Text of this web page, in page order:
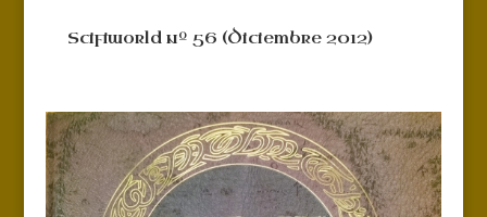
Scifiworld nº 56 (Diciembre 2012)